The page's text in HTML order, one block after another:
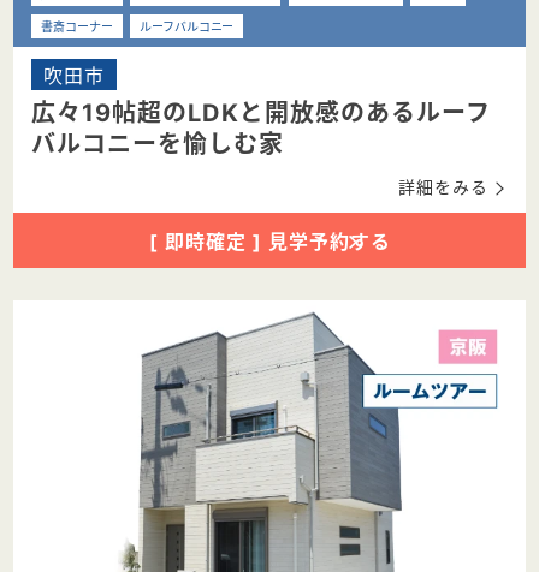
書斎コーナー
ルーフバルコニー
吹田市
広々19帖超のLDKと開放感のあるルーフ
バルコニーを愉しむ家
詳細をみる
[ 即時確定 ] 見学予約する